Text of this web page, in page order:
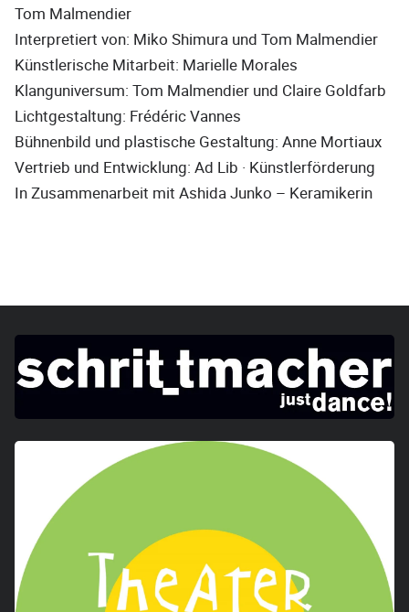
Tom Malmendier
Interpretiert von: Miko Shimura und Tom Malmendier
Künstlerische Mitarbeit: Marielle Morales
Klanguniversum: Tom Malmendier und Claire Goldfarb
Lichtgestaltung: Frédéric Vannes
Bühnenbild und plastische Gestaltung: Anne Mortiaux
Vertrieb und Entwicklung: Ad Lib · Künstlerförderung
In Zusammenarbeit mit Ashida Junko – Keramikerin